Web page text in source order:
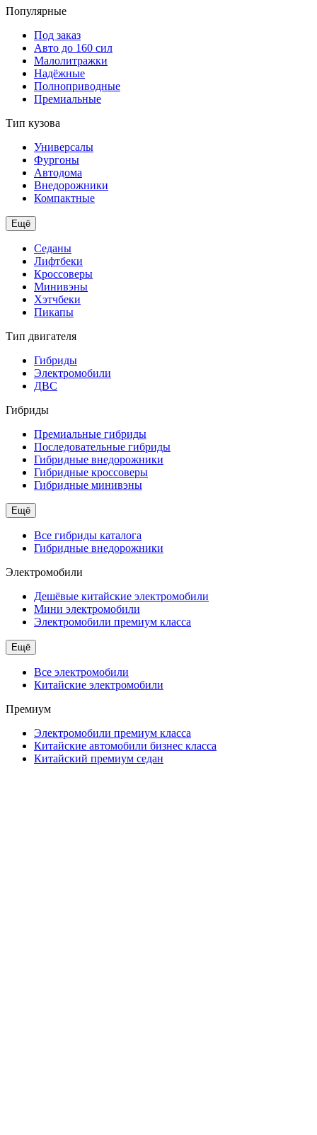
Популярные
Под заказ
Авто до 160 сил
Малолитражки
Надёжные
Полноприводные
Премиальные
Тип кузова
Универсалы
Фургоны
Автодома
Внедорожники
Компактные
Ещё
Седаны
Лифтбеки
Кроссоверы
Минивэны
Хэтчбеки
Пикапы
Тип двигателя
Гибриды
Электромобили
ДВС
Гибриды
Премиальные гибриды
Последовательные гибриды
Гибридные внедорожники
Гибридные кроссоверы
Гибридные минивэны
Ещё
Все гибриды каталога
Гибридные внедорожники
Электромобили
Дешёвые китайские электромобили
Мини электромобили
Электромобили премиум класса
Ещё
Все электромобили
Китайские электромобили
Премиум
Электромобили премиум класса
Китайские автомобили бизнес класса
Китайский премиум седан